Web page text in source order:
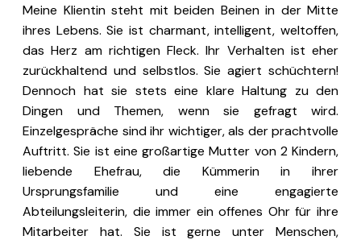
Meine Klientin steht mit beiden Beinen in der Mitte
ihres Lebens. Sie ist charmant, intelligent, weltoffen,
das Herz am richtigen Fleck. Ihr Verhalten ist eher
zurückhaltend und selbstlos. Sie agiert schüchtern!
Dennoch hat sie stets eine klare Haltung zu den
Dingen und Themen, wenn sie gefragt wird.
Einzelgespräche sind ihr wichtiger, als der prachtvolle
Auftritt. Sie ist eine großartige Mutter von 2 Kindern,
liebende Ehefrau, die Kümmerin in ihrer
Ursprungsfamilie und eine engagierte
Abteilungsleiterin, die immer ein offenes Ohr für ihre
Mitarbeiter hat. Sie ist gerne unter Menschen,